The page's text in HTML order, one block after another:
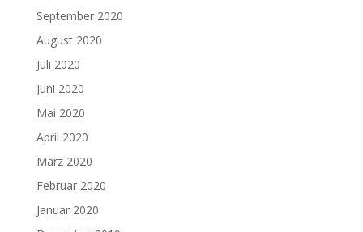
September 2020
August 2020
Juli 2020
Juni 2020
Mai 2020
April 2020
März 2020
Februar 2020
Januar 2020